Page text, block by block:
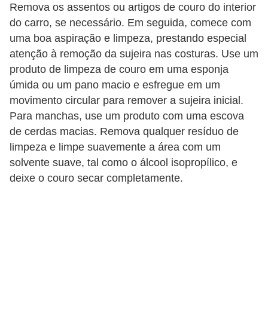
Remova os assentos ou artigos de couro do interior
do carro, se necessário. Em seguida, comece com
uma boa aspiração e limpeza, prestando especial
atenção à remoção da sujeira nas costuras. Use um
produto de limpeza de couro em uma esponja
úmida ou um pano macio e esfregue em um
movimento circular para remover a sujeira inicial.
Para manchas, use um produto com uma escova
de cerdas macias. Remova qualquer resíduo de
limpeza e limpe suavemente a área com um
solvente suave, tal como o álcool isopropílico, e
deixe o couro secar completamente.
a
t
o
m
o
t
i
v
o